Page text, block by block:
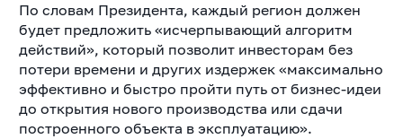
По словам Президента, каждый регион должен
будет предложить «исчерпывающий алгоритм
действий», который позволит инвесторам без
потери времени и других издержек «максимально
эффективно и быстро пройти путь от бизнес-идеи
до открытия нового производства или сдачи
построенного объекта в эксплуатацию».